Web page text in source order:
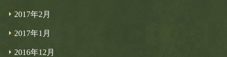
2017年2月
2017年1月
2016年12月